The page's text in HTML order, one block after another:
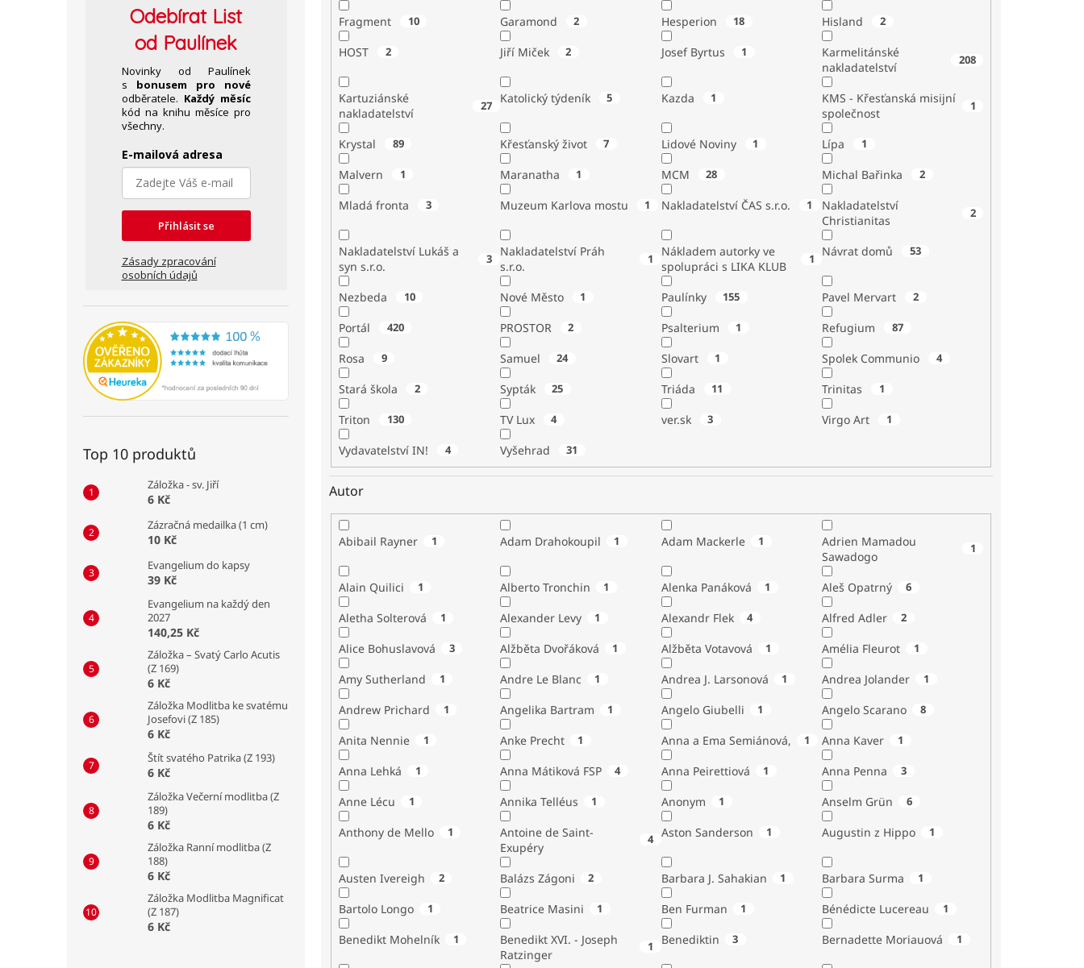
OdebíratList
od Paulínek
Novinky od Paulínek
s bonusem pro nové
odběratele. Každý měsíc
kód na knihu měsíce pro
všechny.
E-mailová adresa
Přihlásit se
Zásady zpracování
osobních údajů
Top 10 produktů
Záložka - sv. Jiří
6 Kč
Zázračná medailka (1 cm)
10 Kč
Evangelium do kapsy
39 Kč
Evangelium na každý den
2027
140,25 Kč
Záložka – Svatý Carlo Acutis
(Z 169)
6 Kč
Záložka Modlitba ke svatému
Josefovi (Z 185)
6 Kč
Štít svatého Patrika (Z 193)
6 Kč
Záložka Večerní modlitba (Z
189)
6 Kč
Záložka Ranní modlitba (Z
188)
6 Kč
Záložka Modlitba Magnificat
(Z 187)
6 Kč
Fragment 10 Garamond 2 Hesperion 18 Hisland 2
HOST 2 Jiří Miček 2 Josef Byrtus 1
Karmelitánské
nakladatelství
208
Kartuziánské
nakladatelství
27 Katolický týdeník 5 Kazda 1
KMS - Křesťanská misijní
společnost
1
Krystal 89 Křesťanský život 7 Lidové Noviny 1 Lípa 1
Malvern 1 Maranatha 1 MCM 28 Michal Bařinka 2
Mladá fronta 3 Muzeum Karlova mostu 1 Nakladatelství ČAS s.r.o. 1
Nakladatelství
Christianitas
2
Nakladatelství Lukáš a
syn s.r.o.
3
Nakladatelství Práh
s.r.o.
1
Nákladem autorky ve
spolupráci s LIKA KLUB
1 Návrat domů 53
Nezbeda 10 Nové Město 1 Paulínky 155 Pavel Mervart 2
Portál 420 PROSTOR 2 Psalterium 1 Refugium 87
Rosa 9 Samuel 24 Slovart 1 Spolek Communio 4
Stará škola 2 Sypták 25 Triáda 11 Trinitas 1
Triton 130 TV Lux 4 ver.sk 3 Virgo Art 1
Vydavatelství IN! 4 Vyšehrad 31
Autor
Abibail Rayner 1 Adam Drahokoupil 1 Adam Mackerle 1
Adrien Mamadou
Sawadogo
1
Alain Quilici 1 Alberto Tronchin 1 Alenka Panáková 1 Aleš Opatrný 6
Aletha Solterová 1 Alexander Levy 1 Alexandr Flek 4 Alfred Adler 2
Alice Bohuslavová 3 Alžběta Dvořáková 1 Alžběta Votavová 1 Amélia Fleurot 1
Amy Sutherland 1 Andre Le Blanc 1 Andrea J. Larsonová 1 Andrea Jolander 1
Andrew Prichard 1 Angelika Bartram 1 Angelo Giubelli 1 Angelo Scarano 8
Anita Nennie 1 Anke Precht 1 Anna a Ema Semiánová, 1 Anna Kaver 1
Anna Lehká 1 Anna Mátiková FSP 4 Anna Peirettiová 1 Anna Penna 3
Anne Lécu 1 Annika Telléus 1 Anonym 1 Anselm Grün 6
Anthony de Mello 1
Antoine de Saint-
Exupéry
4 Aston Sanderson 1 Augustin z Hippo 1
Austen Ivereigh 2 Balázs Zágoni 2 Barbara J. Sahakian 1 Barbara Surma 1
Bartolo Longo 1 Beatrice Masini 1 Ben Furman 1 Bénédicte Lucereau 1
Benedikt Mohelník 1
Benedikt XVI. - Joseph
Ratzinger
1 Benediktin 3 Bernadette Moriauová 1